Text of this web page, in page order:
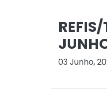
03 Junho,